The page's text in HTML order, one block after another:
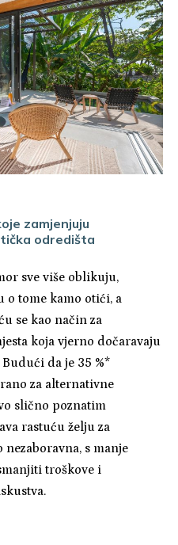
zamjenjuju
odredišta
sve više oblikuju,
o tome kamo otići, a
se kao način za
koja vjerno dočaravaju
da je 35 %*
za alternativne
slično poznatim
rastuću želju za
s manje
troškove i